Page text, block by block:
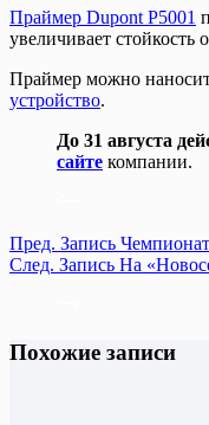
Праймер Dupont P5001
увеличивает
Праймер можно
устройство.
До 31 августа
сайте компании.
Пред. Запись
След. Запись На
Похожие записи